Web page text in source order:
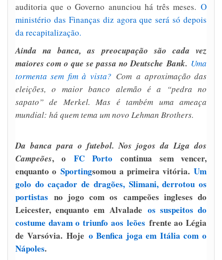
auditoria que o Governo anunciou há três meses. O
ministério das Finanças diz agora que será só depois
da recapitalização.
Ainda na banca, as preocupação são cada vez
maiores com o que se passa no Deutsche Bank. Uma
tormenta sem fim à vista? Com a aproximação das
eleições, o maior banco alemão é a “pedra no
sapato” de Merkel. Mas é também uma ameaça
mundial: há quem tema um novo Lehman Brothers.
Da banca para o futebol. Nos jogos da Liga dos
Campeões, o FC Porto continua sem vencer,
enquanto oSportingsomou a primeira vitória.Um
golo do caçador de dragões, Slimani, derrotou os
portistas no jogo com os campeões ingleses do
Leicester, enquanto em Alvalade os suspeitos do
costume davam o triunfo aos leões frente ao Légia
de Varsóvia. Hoje o Benfica joga em Itália com o
Nápoles.